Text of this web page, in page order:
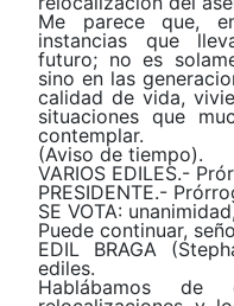
Me parece que,
instancias que
futuro; no es
sino en las
calidad de vida,
situaciones que
contemplar.
(Aviso de tiempo).
VARIOS EDILES.-
PRESIDENTE.-
SE VOTA:
Puede continuar,
EDIL BRAGA
ediles.
Hablábamos